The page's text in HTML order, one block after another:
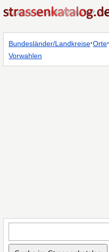
Bundesländer/Landkreise·Orte·
Vorwahlen